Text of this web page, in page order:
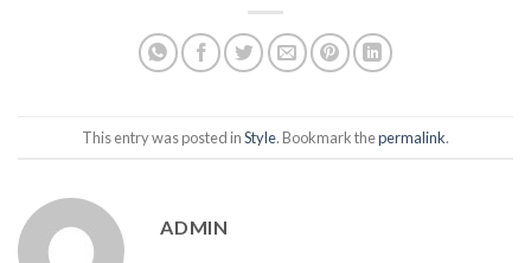
This entry was posted inStyle. Bookmark thepermalink.
ADMIN